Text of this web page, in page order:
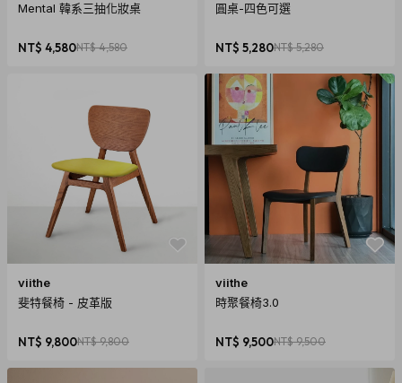
Mental 韓系三抽化妝桌
NT$ 4,580NT$ 4,580
圓桌-四色可選
NT$ 5,280NT$ 5,280
viithe
斐特餐椅 - 皮革版
NT$ 9,800NT$ 9,800
viithe
時聚餐椅3.0
NT$ 9,500NT$ 9,500